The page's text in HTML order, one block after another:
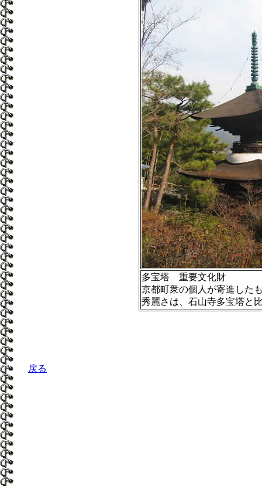
多宝塔 重要文化財
京都町衆の個人が寄進した
秀麗さは、石山寺多宝塔と
戻る